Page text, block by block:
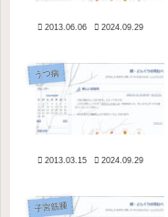
2013.06.06 2024.09.29
うつ病
2013.03.15 2024.09.29
子宮筋腫